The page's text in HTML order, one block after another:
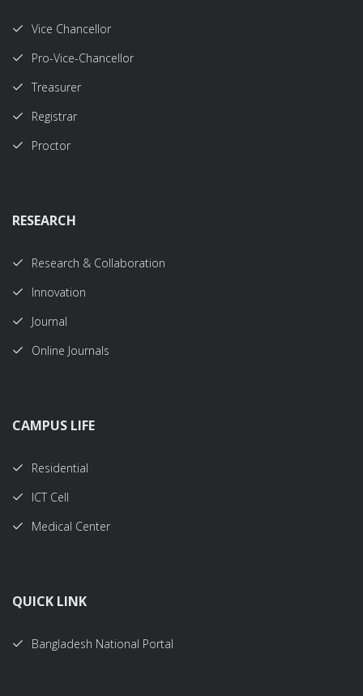
Vice Chancellor
Pro-Vice-Chancellor
Treasurer
Registrar
Proctor
RESEARCH
Research & Collaboration
Innovation
Journal
Online Journals
CAMPUS LIFE
Residential
ICT Cell
Medical Center
QUICK LINK
Bangladesh National Portal